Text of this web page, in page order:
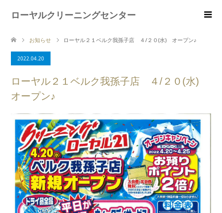
ローヤルクリーニングセンター
お知らせ ローヤル２１ベルク我孫子店 ４/２０(水) オープン♪
2022.04.20
ローヤル２１ベルク我孫子店 ４/２０(水)
オープン♪